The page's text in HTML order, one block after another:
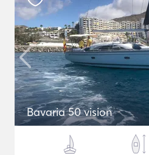
Bavaria 50 vision